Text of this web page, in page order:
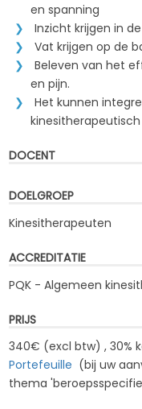
en spanning
Inzicht krijgen in
Vat krijgen op de
Beleven van het
en pijn.
Het kunnen
DOCENT
DOELGROEP
Kinesitherapeuten
ACCREDITATIE
PQK - Algemeen
PRIJS
340€ (excl btw) , 30%
Portefeuille (bij uw
thema '